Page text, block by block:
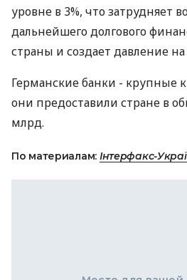
уровне в 3%, что затрудняет
дальнейшего долгового
страны и создает давление на
Германские банки - крупные
они предоставили стране в
млрд.
По материалам: Інтерфакс-